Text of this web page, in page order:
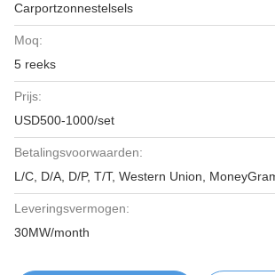
Carportzonnestelsels
Moq:
5 reeks
Prijs:
USD500-1000/set
Betalingsvoorwaarden:
L/C, D/A, D/P, T/T, Western Union,
Leveringsvermogen:
30MW/month